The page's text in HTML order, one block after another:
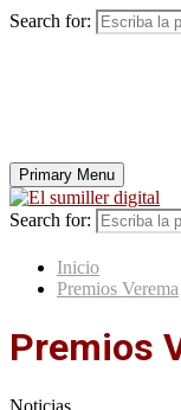
Search for:
Primary Menu
Search for:
Inicio
Premios Verema
Premios
Noticias